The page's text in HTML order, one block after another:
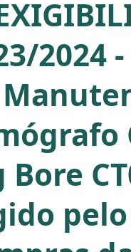
2024 -
Bore